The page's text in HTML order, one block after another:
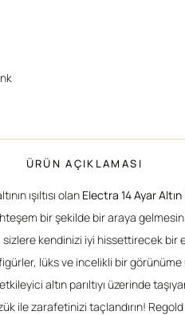
ÜRÜN AÇIKLAMASI
ışıltısı olanElectra 14 Ayar Altın
bir şekilde bir araya
kendinizi iyi hissettirecek bir
lüks ve incelikli bir görünüme
altın parıltıyı üzerinde
ile zarafetinizi taçlandırın!